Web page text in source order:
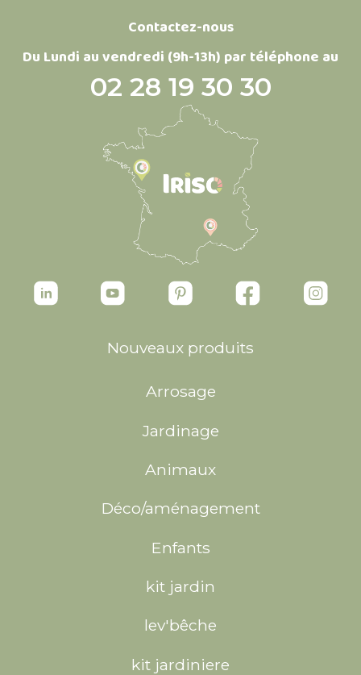
Contactez-nous
Du Lundi au vendredi (9h-13h) par téléphone au
02 28 19 30 30
Nouveaux produits
Arrosage
Jardinage
Animaux
Déco/aménagement
Enfants
kit jardin
lev'bêche
kit jardiniere